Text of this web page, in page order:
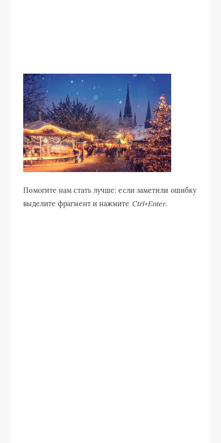
Помогите нам стать лучше: если заметили ошибку
выделите фрагмент и нажмите Ctrl+Enter.